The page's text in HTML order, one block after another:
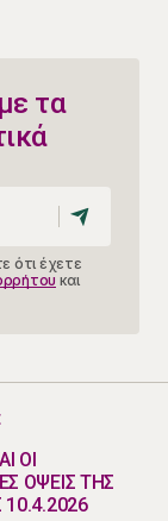
τα
ότι έχετε
και
ΟΙ
ΟΨΕΙΣ ΤΗΣ